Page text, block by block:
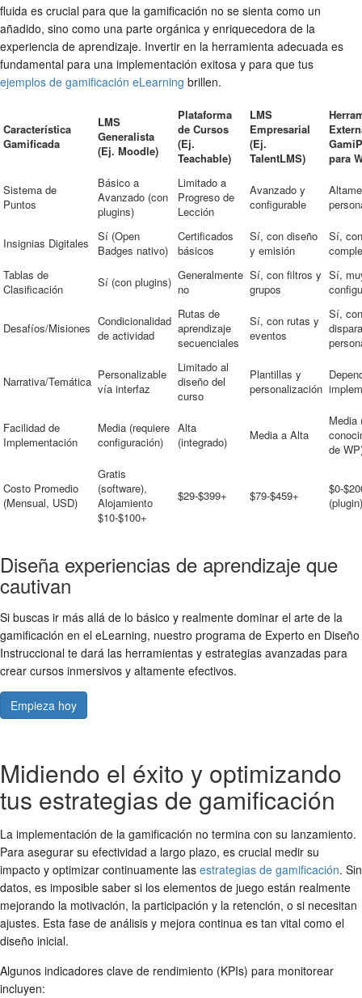
fluida es crucial para que la gamificación no se sienta como un
añadido, sino como una parte orgánica y enriquecedora de la
experiencia de aprendizaje. Invertir en la herramienta adecuada es
fundamental para una implementación exitosa y para que tus
ejemplos de gamificación eLearning brillen.
Característica
Gamificada
LMS
Generalista
(Ej. Moodle)
Plataforma
de Cursos
(Ej.
Teachable)
LMS
Empresarial
(Ej.
TalentLMS)
para
Sistema de
Puntos
Básico a
Avanzado (con
plugins)
Limitado a
Progreso de
Lección
Avanzado y
configurable
Insignias Digitales
Sí (Open
Badges nativo)
Certificados
básicos
Sí, con diseño
y emisión
Sí,
Tablas de
Clasificación
Sí (con plugins) Generalmente
no
Sí, con filtros y
grupos
Sí,
Desafíos/Misiones Condicionalidad
de actividad
Rutas de
aprendizaje
secuenciales
Sí, con rutas y
eventos
Sí, con
Narrativa/Temática Personalizable
vía interfaz
Limitado al
diseño del
curso
Plantillas y
personalización
Facilidad de
Implementación
Media (requiere
configuración)
Alta
(integrado)
Media a Alta
Media
de
Costo Promedio
(Mensual, USD)
Gratis
(software),
Alojamiento
$10-$100+
$29-$399+ $79-$459+
$0-
(plugin)
Diseña experiencias de aprendizaje que
cautivan
Si buscas ir más allá de lo básico y realmente dominar el arte de la
gamificación en el eLearning, nuestro programa de Experto en Diseño
Instruccional te dará las herramientas y estrategias avanzadas para
crear cursos inmersivos y altamente efectivos.
Empieza hoy
Midiendo el éxito y optimizando
tus estrategias de gamificación
La implementación de la gamificación no termina con su lanzamiento.
Para asegurar su efectividad a largo plazo, es crucial medir su
impacto y optimizar continuamente las estrategias de gamificación. Sin
datos, es imposible saber si los elementos de juego están realmente
mejorando la motivación, la participación y la retención, o si necesitan
ajustes. Esta fase de análisis y mejora continua es tan vital como el
diseño inicial.
Algunos indicadores clave de rendimiento (KPIs) para monitorear
incluyen: